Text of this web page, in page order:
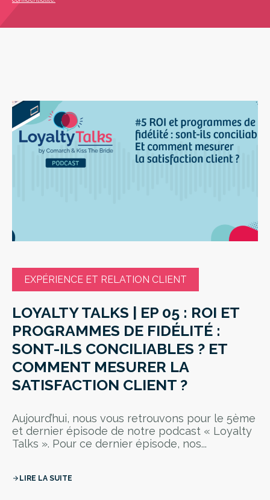
EXPÉRIENCE ET RELATION CLIENT
LOYALTY TALKS | EP 05 : ROI ET
PROGRAMMES DE FIDÉLITÉ :
SONT-ILS CONCILIABLES ? ET
COMMENT MESURER LA
SATISFACTION CLIENT ?
Aujourd’hui, nous vous retrouvons pour le 5ème
et dernier épisode de notre podcast « Loyalty
Talks ». Pour ce dernier épisode, nos...
arrow_forward LIRE LA SUITE